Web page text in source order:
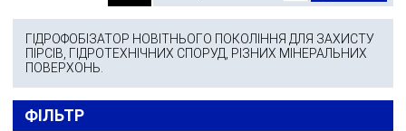
ГІДРОФОБІЗАТОР НОВІТНЬОГО ПОКОЛІННЯ ДЛЯ ЗАХИСТУ
ПІРСІВ, ГІДРОТЕХНІЧНИХ СПОРУД, РІЗНИХ МІНЕРАЛЬНИХ
ПОВЕРХОНЬ.
ФІЛЬТР